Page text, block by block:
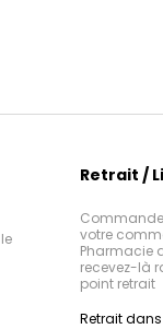
Retrait /
votre
Pharmacie
recevez-là
point retrait
Retrait